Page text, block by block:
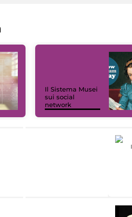
Il Sistema Musei
sui social
network